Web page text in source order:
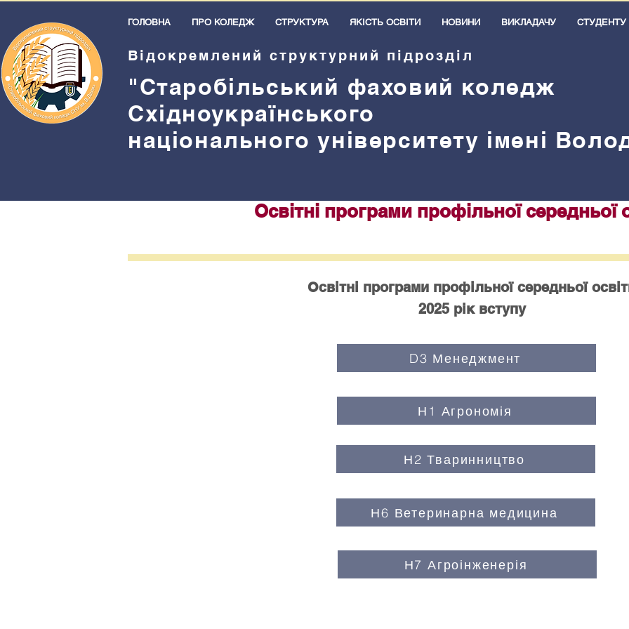
ГОЛОВНА ПРО КОЛЕДЖ СТРУКТУРА ЯКІСТЬ ОСВІТИ НОВИНИ ВИКЛАДАЧУ СТУДЕНТУ
Освітні програми профільної середньої
Освітні програми профільної середньої
2025 рік вступу
D3 Менеджмент
Н1 Агрономія
Н2 Тваринництво
Н6 Ветеринарна медицина
Н7 Агроінженерія
Відокремлений структурний підрозділ
"Старобільський фаховий коледж
Східноукраїнського
національного університету імені